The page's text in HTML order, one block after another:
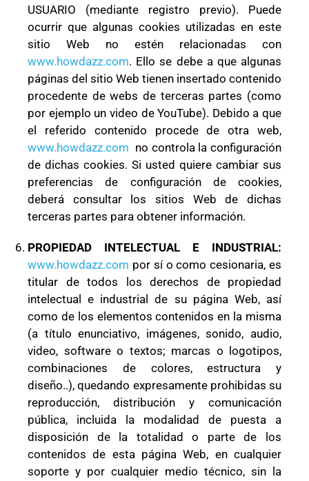
USUARIO (mediante registro previo). Puede
ocurrir que algunas cookies utilizadas en este
sitio Web no estén relacionadas con
www.howdazz.com. Ello se debe a que algunas
páginas del sitio Web tienen insertado contenido
procedente de webs de terceras partes (como
por ejemplo un video de YouTube). Debido a que
el referido contenido procede de otra web,
www.howdazz.com no controla la configuración
de dichas cookies. Si usted quiere cambiar sus
preferencias de configuración de cookies,
deberá consultar los sitios Web de dichas
terceras partes para obtener información.
PROPIEDAD INTELECTUAL E INDUSTRIAL:
www.howdazz.com por sí o como cesionaria, es
titular de todos los derechos de propiedad
intelectual e industrial de su página Web, así
como de los elementos contenidos en la misma
(a título enunciativo, imágenes, sonido, audio,
video, software o textos; marcas o logotipos,
combinaciones de colores, estructura y
diseño..), quedando expresamente prohibidas su
reproducción, distribución y comunicación
pública, incluida la modalidad de puesta a
disposición de la totalidad o parte de los
contenidos de esta página Web, en cualquier
soporte y por cualquier medio técnico, sin la